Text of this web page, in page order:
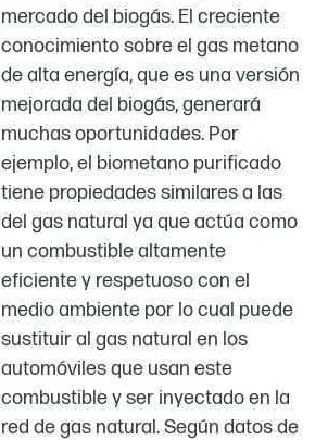
mercado del biogás. El creciente
conocimiento sobre el gas metano
de alta energía, que es una versión
mejorada del biogás, generará
muchas oportunidades. Por
ejemplo, el biometano purificado
tiene propiedades similares a las
del gas natural ya que actúa como
un combustible altamente
eficiente y respetuoso con el
medio ambiente por lo cual puede
sustituir al gas natural en los
automóviles que usan este
combustible y ser inyectado en la
red de gas natural. Según datos de